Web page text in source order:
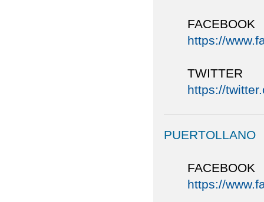
FACEBOOK
https://
TWITTER
https://
PUERTOLLANO
FACEBOOK
https://